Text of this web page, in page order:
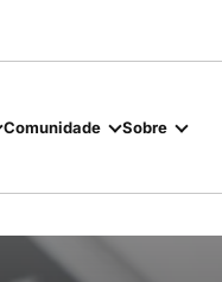
Comunidade Sobre